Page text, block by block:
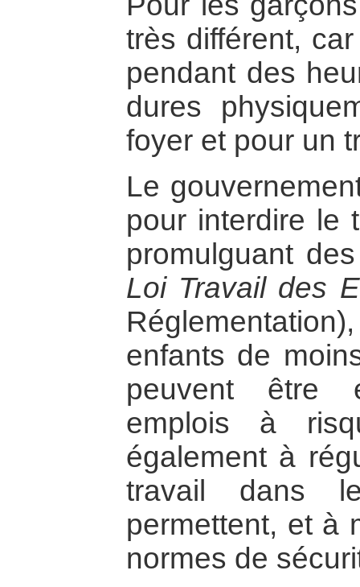
très différent,
pendant des
dures
foyer et pour un
Le
pour interdire le
promulguant
Loi Travail des
enfants de
peuvent être
emplois à
également à
travail dans
permettent, et à
normes de